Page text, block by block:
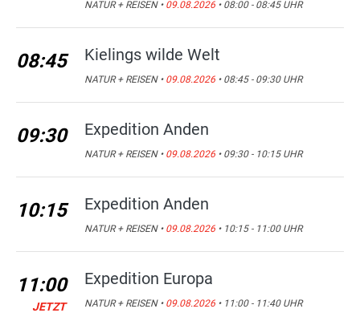
NATUR + REISEN • 09.08.2026 • 08:00 - 08:45 UHR
08:45 Kielings wilde Welt
NATUR + REISEN • 09.08.2026 • 08:45 - 09:30 UHR
09:30 Expedition Anden
NATUR + REISEN • 09.08.2026 • 09:30 - 10:15 UHR
10:15 Expedition Anden
NATUR + REISEN • 09.08.2026 • 10:15 - 11:00 UHR
11:00
JETZT
Expedition Europa
NATUR + REISEN • 09.08.2026 • 11:00 - 11:40 UHR